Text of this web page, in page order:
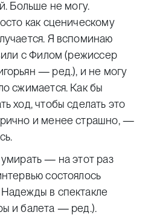
Больше не могу.
как сценическому
Я вспоминаю
с Филом (режиссер
— ред.), и не могу
сжимается. Как бы
ход, чтобы сделать это
и менее страшно, —
— на этот раз
состоялось
в спектакле
и балета — ред.).